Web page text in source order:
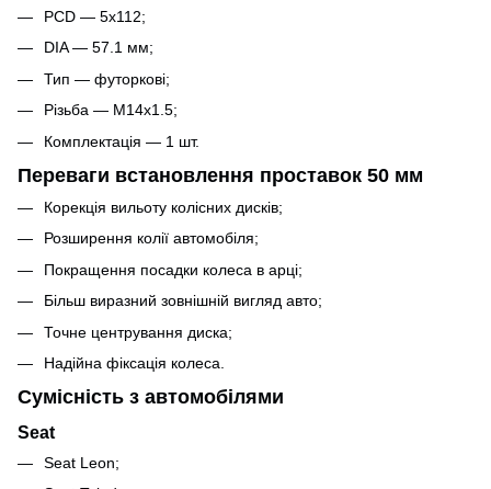
PCD — 5x112;
DIA — 57.1 мм;
Тип — футоркові;
Різьба — M14x1.5;
Комплектація — 1 шт.
Переваги встановлення проставок 50 мм
Корекція вильоту колісних дисків;
Розширення колії автомобіля;
Покращення посадки колеса в арці;
Більш виразний зовнішній вигляд авто;
Точне центрування диска;
Надійна фіксація колеса.
Сумісність з автомобілями
Seat
Seat Leon;